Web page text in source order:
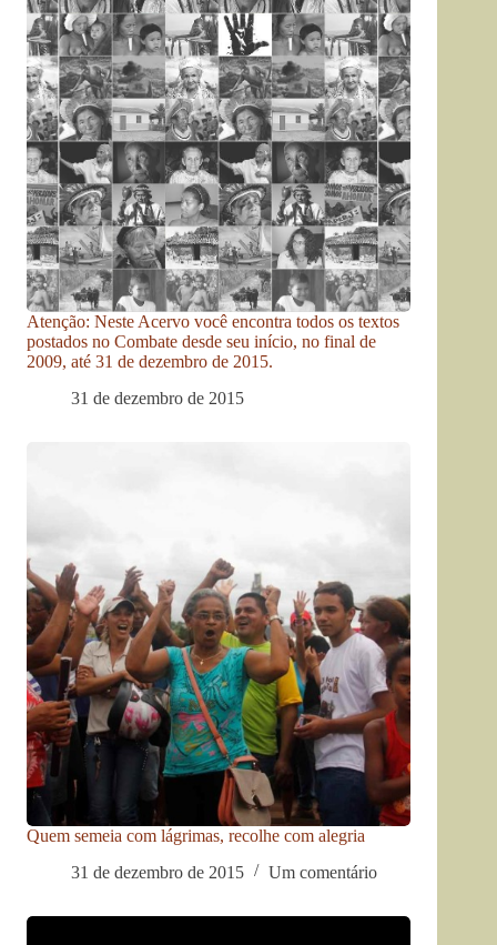
Atenção: Neste Acervo você encontra todos os textos
postados no Combate desde seu início, no final de
2009, até 31 de dezembro de 2015.
31 de dezembro de 2015
Quem semeia com lágrimas, recolhe com alegria
31 de dezembro de 2015
Um comentário